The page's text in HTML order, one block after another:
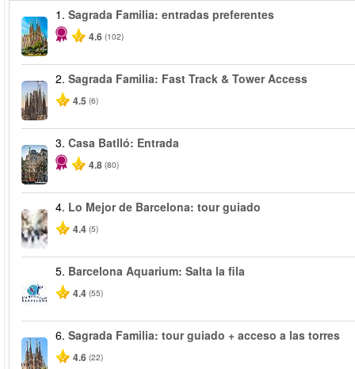
1. Sagrada Familia: entradas preferentes
4.6 (102)
2. Sagrada Familia: Fast Track & Tower Access
4.5 (6)
3. Casa Batlló: Entrada
4.8 (80)
4. Lo Mejor de Barcelona: tour guiado
4.4 (5)
5. Barcelona Aquarium: Salta la fila
4.4 (55)
6. Sagrada Familia: tour guiado + acceso a las torres
4.6 (22)